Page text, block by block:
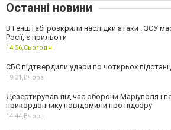
Останні новини
В Генштабі розкрили наслідки атаки . ЗСУ
Росії, є прильоти
14:56,Сьогодні
СБС підтвердили удари по чотирьох
19:31, Вчора
Дезертирував під час оборони Маріуполя і
прикордоннику повідомили про підозру
14:44, Вчора